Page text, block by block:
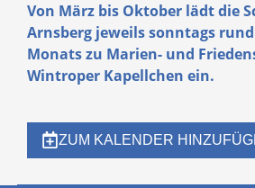
Von März bis Oktober lädt die
Arnsberg jeweils sonntags
Monats zu Marien- und
Wintroper Kapellchen ein.
ZUM KALENDER